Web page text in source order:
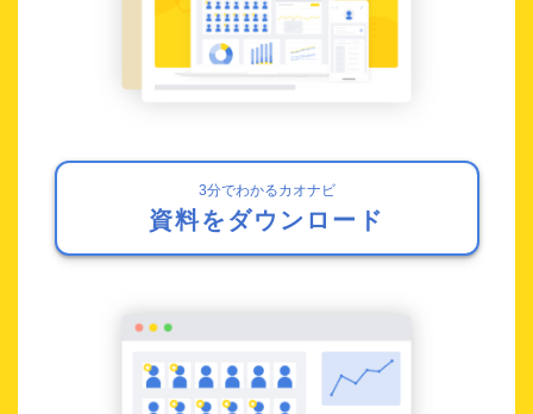
3分でわかるカオナビ
資料をダウンロード